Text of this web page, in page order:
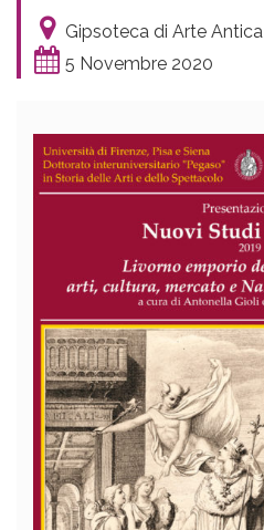
Gipsoteca di Arte Antica
5 Novembre 2020